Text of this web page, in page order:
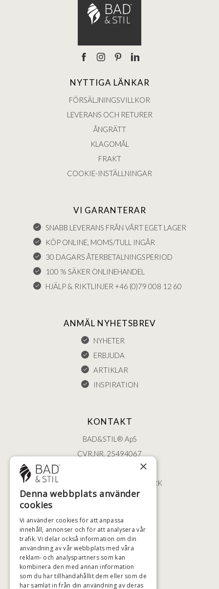
NYTTIGA LÄNKAR
FÖRSÄLJNINGSVILLKOR
LEVERANS OCH RETURER
ÅNGRÄTT
KLAGOMÅL
FRAKT
COOKIE-INSTÄLLNINGAR
VI GARANTERAR
SNABB LEVERANS FRÅN VÅRT EGET LAGER
KÖP ONLINE, MOMS/TULL INGÅR
30 DAGARS ÅTERBETALNINGSPERIOD
100 % SÄKER ONLINEHANDEL
HJÄLP & RIKTLINJER +46 (0)79 008 12 60
ANMÄL NYHETSBREV
NYHETER
ERBJUDA
ARTIKLAR
INSPIRATION
KONTAKT
BAD&STIL® ApS
CVR.NR. 25494067
ØSTERBROGADE 202
2100 KØBENHAVN • DANMARK
+46 (0)79 008 12 60
HÖGSTA KREDITVÄRDIGHET
BETALNINGSALTERNATIV
×
Denna webbplats använder
cookies
Vi använder cookies för att anpassa
innehåll, annonser och för att analysera vår
trafik. Vi delar också information om din
användning av vår webbplats med våra
reklam- och analyspartners som kan
kombinera den med annan information
som du har tillhandahållit dem eller som de
har samlat in från din användning av deras